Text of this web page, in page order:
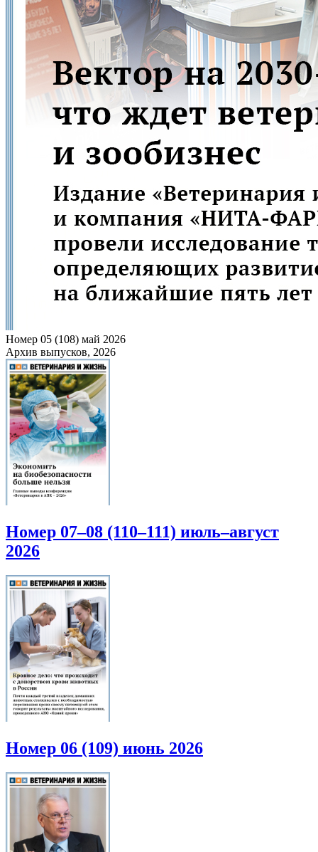
Номер 05 (108) май 2026
Архив выпусков, 2026
Номер 07–08 (110–111) июль–август
2026
Номер 06 (109) июнь 2026